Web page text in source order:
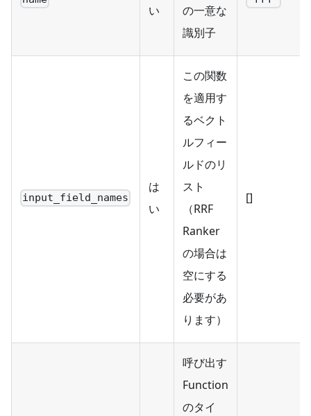
い
の一意な
識別子
input_field_names
は
い
この関数
を適用す
るベクト
ルフィー
ルドのリ
スト
（RRF
Ranker
の場合は
空にする
必要があ
ります）
[]
呼び出す
Function
のタイ